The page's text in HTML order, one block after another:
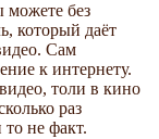
можете без
который даёт
Сам
к интернету.
толи в кино
раз
то не факт.